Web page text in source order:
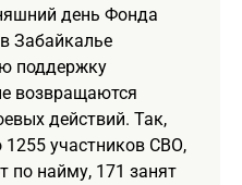
день Фонда
Забайкалье
поддержку
возвращаются
действий. Так,
1255 участников СВО,
по найму, 171 занят